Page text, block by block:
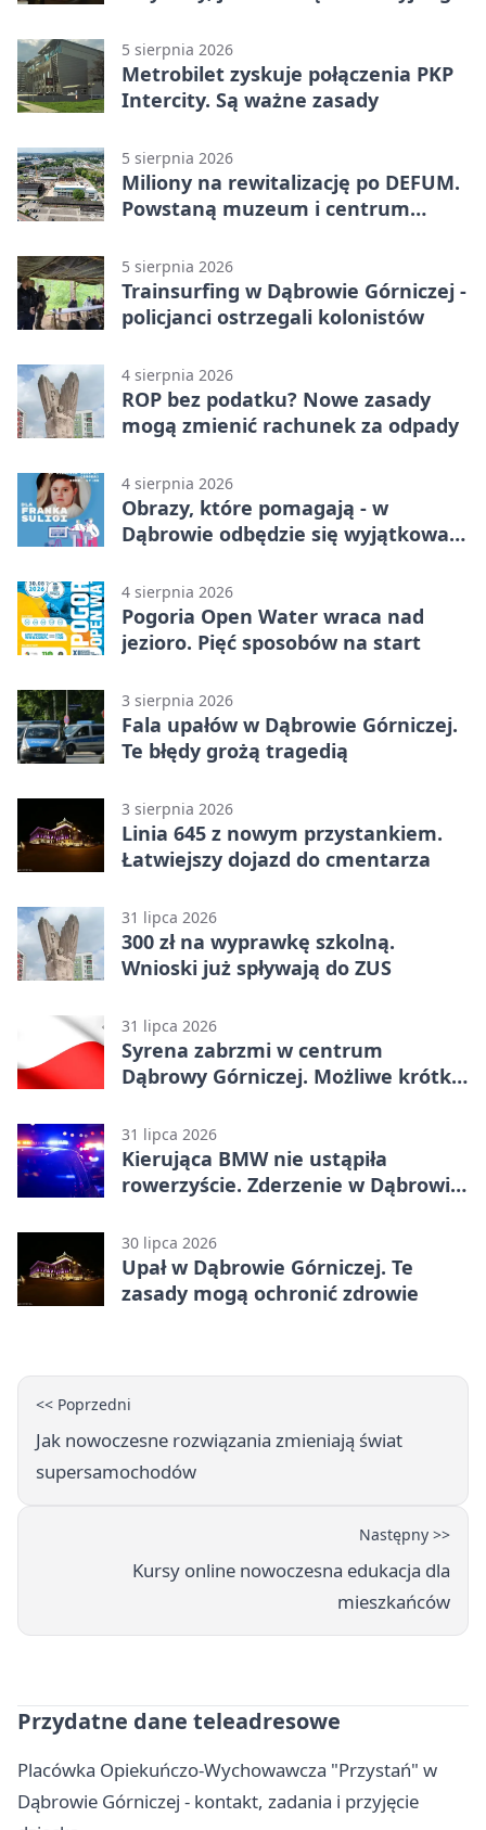
5 sierpnia 2026
Metrobilet zyskuje połączenia PKP
Intercity. Są ważne zasady
5 sierpnia 2026
Miliony na rewitalizację po DEFUM.
Powstaną muzeum i centrum
5 sierpnia 2026
Trainsurfing w Dąbrowie Górniczej -
policjanci ostrzegali kolonistów
4 sierpnia 2026
ROP bez podatku? Nowe zasady
mogą zmienić rachunek za odpady
4 sierpnia 2026
Obrazy, które pomagają - w
Dąbrowie odbędzie się wyjątkowa
4 sierpnia 2026
Pogoria Open Water wraca nad
jezioro. Pięć sposobów na start
3 sierpnia 2026
Fala upałów w Dąbrowie Górniczej.
Te błędy grożą tragedią
3 sierpnia 2026
Linia 645 z nowym przystankiem.
Łatwiejszy dojazd do cmentarza
31 lipca 2026
300 zł na wyprawkę szkolną.
Wnioski już spływają do ZUS
31 lipca 2026
Syrena zabrzmi w centrum
Dąbrowy Górniczej. Możliwe krótkie
31 lipca 2026
Kierująca BMW nie ustąpiła
rowerzyście. Zderzenie w Dąbrowie
30 lipca 2026
Upał w Dąbrowie Górniczej. Te
zasady mogą ochronić zdrowie
<< Poprzedni
Jak nowoczesne rozwiązania zmieniają świat
supersamochodów
Następny >>
Kursy online nowoczesna edukacja dla
mieszkańców
Przydatne dane teleadresowe
Placówka Opiekuńczo-Wychowawcza "Przystań" w
Dąbrowie Górniczej - kontakt, zadania i przyjęcie